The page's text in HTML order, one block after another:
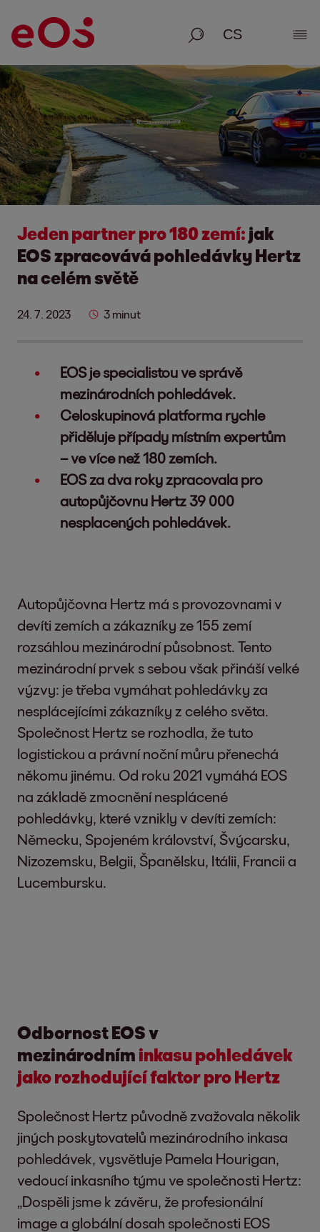
Vyhledávání
Jeden partner pro 180 zemí: jak
EOS zpracovává pohledávky Hertz
na celém světě
24. 7. 2023 3 minut
EOS je specialistou ve správě
mezinárodních pohledávek.
Celoskupinová platforma rychle
přiděluje případy místním expertům
– ve více než 180 zemích.
EOS za dva roky zpracovala pro
autopůjčovnu Hertz 39 000
nesplacených pohledávek.
Autopůjčovna Hertz má s provozovnami v
devíti zemích a zákazníky ze 155 zemí
rozsáhlou mezinárodní působnost. Tento
mezinárodní prvek s sebou však přináší velké
výzvy: je třeba vymáhat pohledávky za
nesplácejícími zákazníky z celého světa.
Společnost Hertz se rozhodla, že tuto
logistickou a právní noční můru přenechá
někomu jinému. Od roku 2021 vymáhá EOS
na základě zmocnění nesplácené
pohledávky, které vznikly v devíti zemích:
Německu, Spojeném království, Švýcarsku,
Nizozemsku, Belgii, Španělsku, Itálii, Francii a
Lucembursku.
Odbornost EOS v
mezinárodním inkasu pohledávek
jako rozhodující faktor pro Hertz
Společnost Hertz původně zvažovala několik
jiných poskytovatelů mezinárodního inkasa
pohledávek, vysvětluje Pamela Hourigan,
vedoucí inkasního týmu ve společnosti Hertz:
„Dospěli jsme k závěru, že profesionální
image a globální dosah společnosti EOS